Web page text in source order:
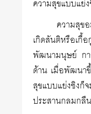
ความสุขแบบแย่
ความสุข
เกิดสันติหรือเ
พัฒนามนุษย์ ก
ด้าน เมื่อพัฒนา
สุขแบบแย่งชิงก็
ประสานกลมกลืน